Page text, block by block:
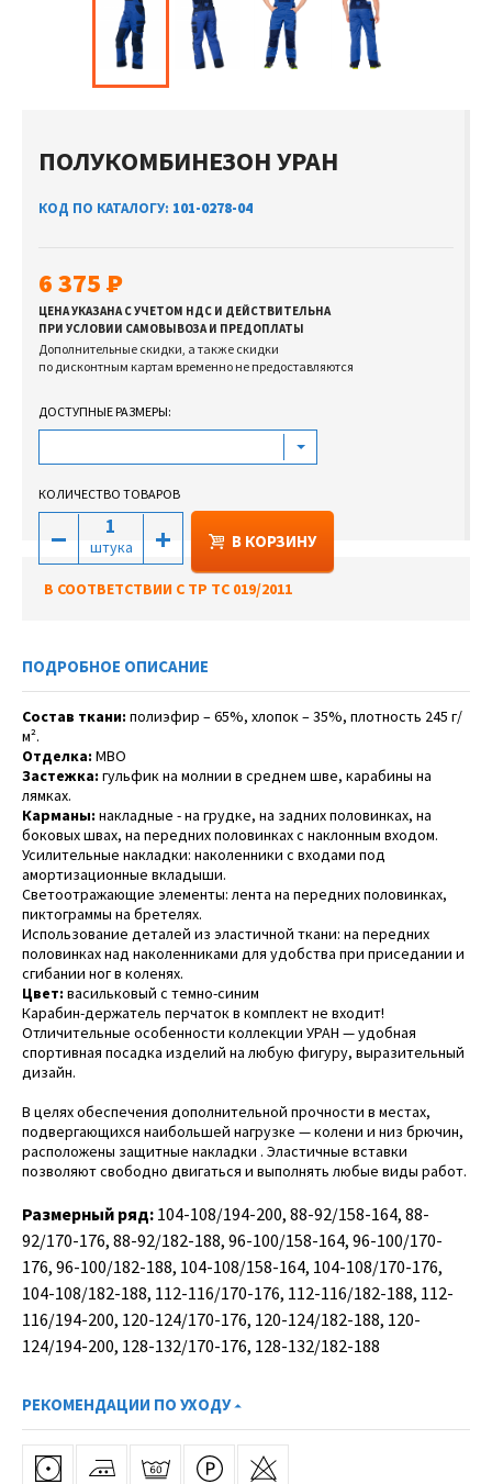
ПОЛУКОМБИНЕЗОН УРАН
КОД ПО КАТАЛОГУ: 101-0278-04
6 375
ЦЕНА УКАЗАНА С УЧЕТОМ НДС И ДЕЙСТВИТЕЛЬНА
ПРИ УСЛОВИИ САМОВЫВОЗА И ПРЕДОПЛАТЫ
Дополнительные скидки, а также скидки
по дисконтным картам временно не предоставляются
ДОСТУПНЫЕ РАЗМЕРЫ:
КОЛИЧЕСТВО ТОВАРОВ
штука В КОРЗИНУ
В СООТВЕТСТВИИ С ТР ТС 019/2011
ПОДРОБНОЕ ОПИСАНИЕ
Состав ткани: полиэфир – 65%, хлопок – 35%, плотность 245 г/
м².
Отделка: МВО
Застежка: гульфик на молнии в среднем шве, карабины на
лямках.
Карманы: накладные - на грудке, на задних половинках, на
боковых швах, на передних половинках с наклонным входом.
Усилительные накладки: наколенники с входами под
амортизационные вкладыши.
Светоотражающие элементы: лента на передних половинках,
пиктограммы на бретелях.
Использование деталей из эластичной ткани: на передних
половинках над наколенниками для удобства при приседании и
сгибании ног в коленях.
Цвет: васильковый с темно-синим
Карабин-держатель перчаток в комплект не входит!
Отличительные особенности коллекции УРАН — удобная
спортивная посадка изделий на любую фигуру, выразительный
дизайн.
В целях обеспечения дополнительной прочности в местах,
подвергающихся наибольшей нагрузке — колени и низ брючин,
расположены защитные накладки . Эластичные вставки
позволяют свободно двигаться и выполнять любые виды работ.
Размерный ряд: 104-108/194-200, 88-92/158-164, 88-
92/170-176, 88-92/182-188, 96-100/158-164, 96-100/170-
176, 96-100/182-188, 104-108/158-164, 104-108/170-176,
104-108/182-188, 112-116/170-176, 112-116/182-188, 112-
116/194-200, 120-124/170-176, 120-124/182-188, 120-
124/194-200, 128-132/170-176, 128-132/182-188
РЕКОМЕНДАЦИИ ПО УХОДУ